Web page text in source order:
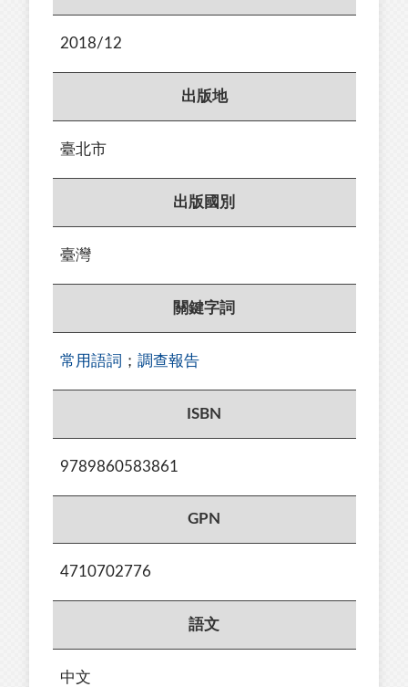
2018/12
出版地
臺北市
出版國別
臺灣
關鍵字詞
常用語詞 ； 調查報告
ISBN
9789860583861
GPN
4710702776
語文
中文